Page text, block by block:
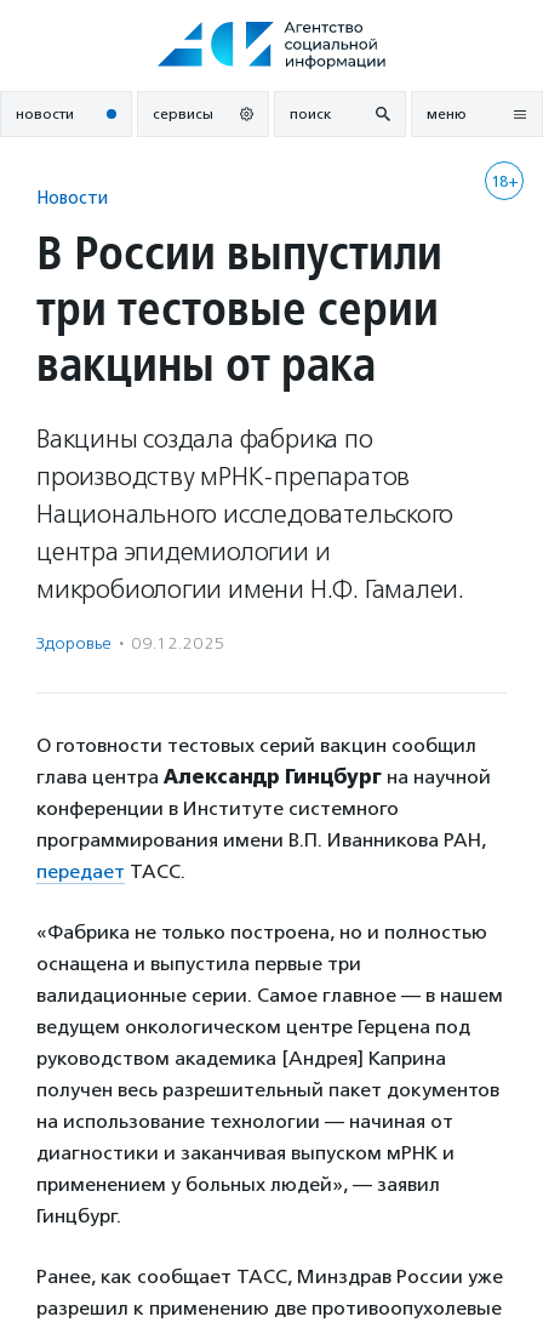
новости сервисы поиск меню
18+
Новости
В России выпустили
три тестовые серии
вакцины от рака
Вакцины создала фабрика по
производству мРНК-препаратов
Национального исследовательского
центра эпидемиологии и
микробиологии имени Н.Ф. Гамалеи.
Здоровье · 09.12.2025
О готовности тестовых серий вакцин сообщил
глава центра Александр Гинцбург на научной
конференции в Институте системного
программирования имени В.П. Иванникова РАН,
передает ТАСС.
«Фабрика не только построена, но и полностью
оснащена и выпустила первые три
валидационные серии. Самое главное — в нашем
ведущем онкологическом центре Герцена под
руководством академика [Андрея] Каприна
получен весь разрешительный пакет документов
на использование технологии — начиная от
диагностики и заканчивая выпуском мРНК и
применением у больных людей», — заявил
Гинцбург.
Ранее, как сообщает ТАСС, Минздрав России уже
разрешил к применению две противоопухолевые